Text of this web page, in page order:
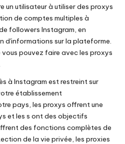
un utilisateur à utiliser des proxys
de comptes multiples à
followers Instagram, en
d'informations sur la plateforme.
pouvez faire avec les proxys
à Instagram est restreint sur
établissement
pays, les proxys offrent une
et les s ont des objectifs
des fonctions complètes de
de la vie privée, les proxies